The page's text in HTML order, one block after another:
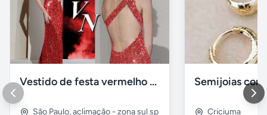
Vestido de festa vermelho com brilho e pedraria
São Paulo,aclimação - zona sul sp
Criciuma